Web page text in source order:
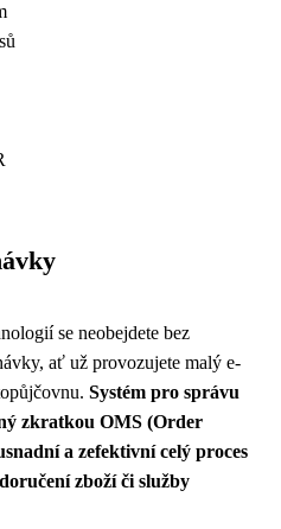
se neobejdete bez
ať už provozujete malý e-
Systém pro správu
zkratkou OMS (Order
a zefektivní celý proces
zboží či služby